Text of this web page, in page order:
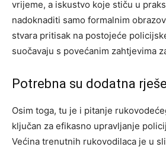
vrijeme, a iskustvo koje stiču u
nadoknaditi samo formalnim
stvara pritisak na postojeće
suočavaju s povećanim zahtjevima
Potrebna su dodatna
Osim toga, tu je i pitanje
ključan za efikasno upravljanje
Većina trenutnih rukovodilaca je u